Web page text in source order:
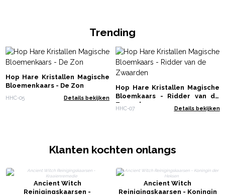
Trending
Hop Hare Kristallen Magische
Bloemenkaars - De Zon
HHC-05 Details bekijken
Hop Hare Kristallen Magische
Bloemkaars - Ridder van de
Zwaarden
HHC-07 Details bekijken
Klanten kochten onlangs
Ancient Witch
Reinigingskaarsen -
Ancient Witch
Reinigingskaarsen - Koningin